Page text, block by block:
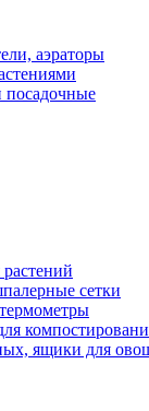
аэраторы
посадочные
сетки
ящики для